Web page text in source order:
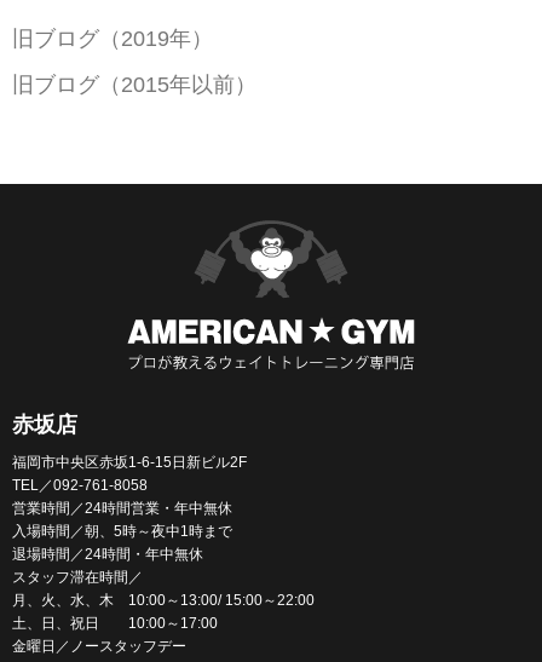
旧ブログ（2019年）
旧ブログ（2015年以前）
赤坂店
福岡市中央区赤坂1-6-15日新ビル2F
TEL／092-761-8058
営業時間／24時間営業・年中無休
入場時間／朝、5時～夜中1時まで
退場時間／24時間・年中無休
スタッフ滞在時間／
月、火、水、木 10:00～13:00/ 15:00～22:00
土、日、祝日 10:00～17:00
金曜日／ノースタッフデー